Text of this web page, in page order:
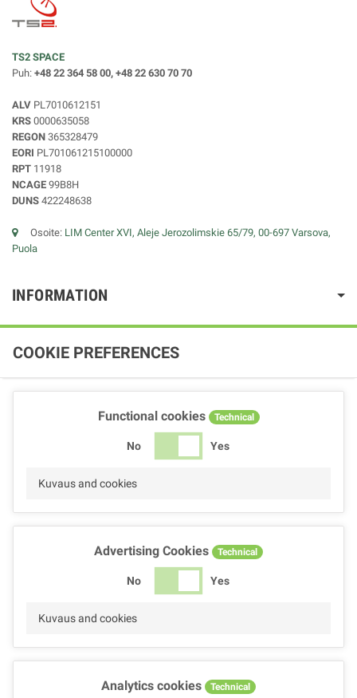
TS2 SPACE
Puh: +48 22 364 58 00, +48 22 630 70 70
ALV PL7010612151
KRS 0000635058
REGON 365328479
EORI PL701061215100000
RPT 11918
NCAGE 99B8H
DUNS 422248638
Osoite: LIM Center XVI, Aleje Jerozolimskie 65/79, 00-697 Varsova,
Puola
INFORMATION
COOKIE PREFERENCES
Functional cookies Technical
No Yes
Kuvaus and cookies
Advertising Cookies Technical
No Yes
Kuvaus and cookies
Analytics cookies Technical